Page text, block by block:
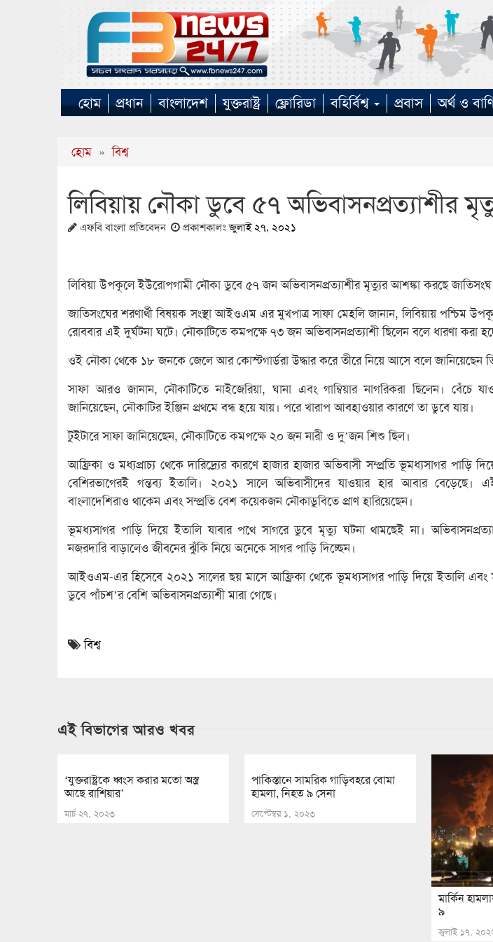
হোম প্রধান বাংলাদেশ যুক্তরাষ্ট্র ফ্লোরিডা বহির্বিশ্ব প্রবাস অর্থ ও
হোম » বিশ্ব
লিবিয়ায় নৌকা ডুবে ৫৭ অভিবাসনপ্রত্যাশীর
এফবি বাংলা প্রতিবেদন প্রকাশকালঃজুলাই ২৭, ২০২১
লিবিয়া উপকূলে ইউরোপগামী নৌকা ডুবে ৫৭ জন অভিবাসনপ্রত্যাশীর মৃত্যুর আশঙ্কা করছে
জাতিসংঘের শরণার্থী বিষয়ক সংস্থা আইওএম এর মুখপাত্র সাফা মেহলি জানান, লিবিয়ায় পশ্চিম
রোববার এই দুর্ঘটনা ঘটে। নৌকাটিতে কমপক্ষে ৭৩ জন অভিবাসনপ্রত্যাশী ছিলেন বলে ধারণা করা
ওই নৌকা থেকে ১৮ জনকে জেলে আর কোস্টগার্ডরা উদ্ধার করে তীরে নিয়ে আসে বলে জানিয়েছেন
সাফা আরও জানান, নৌকাটিতে নাইজেরিয়া, ঘানা এবং গাম্বিয়ার নাগরিকরা ছিলেন। বেঁচে
জানিয়েছেন, নৌকাটির ইঞ্জিন প্রথমে বন্ধ হয়ে যায়। পরে খারাপ আবহাওয়ার কারণে তা ডুবে যায়।
টুইটারে সাফা জানিয়েছেন, নৌকাটিতে কমপক্ষে ২০ জন নারী ও দু’জন শিশু ছিল।
আফ্রিকা ও মধ্যপ্রাচ্য থেকে দারিদ্র্যের কারণে হাজার হাজার অভিবাসী সম্প্রতি ভূমধ্যসাগর পাড়ি
বেশিরভাগেরই গন্তব্য ইতালি। ২০২১ সালে অভিবাসীদের যাওয়ার হার আবার বেড়েছে।
বাংলাদেশিরাও থাকেন এবং সম্প্রতি বেশ কয়েকজন নৌকাডুবিতে প্রাণ হারিয়েছেন।
ভূমধ্যসাগর পাড়ি দিয়ে ইতালি যাবার পথে সাগরে ডুবে মৃত্যু ঘটনা থামছেই না।
নজরদারি বাড়ালেও জীবনের ঝুঁকি নিয়ে অনেকে সাগর পাড়ি দিচ্ছেন।
আইওএম-এর হিসেবে ২০২১ সালের ছয় মাসে আফ্রিকা থেকে ভূমধ্যসাগর পাড়ি দিয়ে ইতালি এবং
ডুবে পাঁচশ’র বেশি অভিবাসনপ্রত্যাশী মারা গেছে।
বিশ্ব
এই বিভাগের আরও খবর
‘যুক্তরাষ্ট্রকে ধ্বংস করার মতো অস্ত্র
আছে রাশিয়ার’
মার্চ ২৭, ২০২৩
পাকিস্তানে সামরিক গাড়িবহরে বোমা
হামলা, নিহত ৯ সেনা
সেপ্টেম্বর ১, ২০২৩
মার্কিন
৯
জুলাই ১৭,